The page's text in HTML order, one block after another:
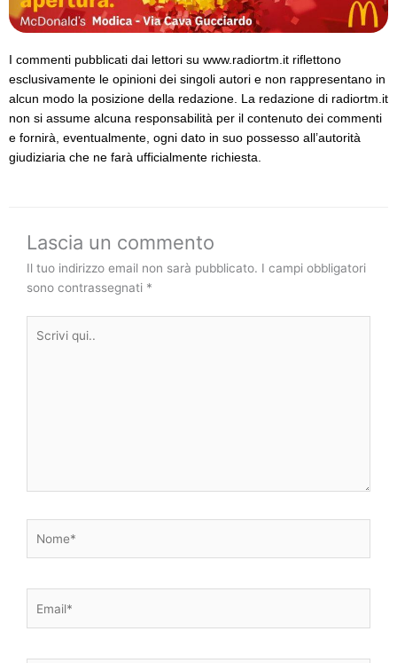
I commenti pubblicati dai lettori su www.radiortm.it riflettono
esclusivamente le opinioni dei singoli autori e non rappresentano in
alcun modo la posizione della redazione. La redazione di radiortm.it
non si assume alcuna responsabilità per il contenuto dei commenti
e fornirà, eventualmente, ogni dato in suo possesso all’autorità
giudiziaria che ne farà ufficialmente richiesta.
Lascia un commento
Il tuo indirizzo email non sarà pubblicato. I campi obbligatori
sono contrassegnati *
qui..